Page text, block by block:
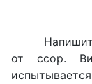
от ссор.